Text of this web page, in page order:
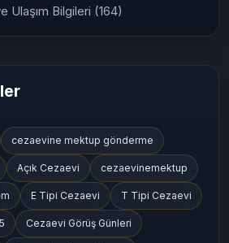
Ulaşım Bilgileri (164)
cezaevine mektup gönderme
Açık Cezaevi cezaevinemektup
E Tipi Cezaevi T Tipi Cezaevi
Cezaevi Görüş Günleri